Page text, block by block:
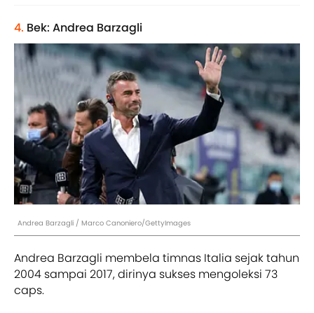
4. Bek: Andrea Barzagli
Andrea Barzagli / Marco Canoniero/GettyImages
Andrea Barzagli membela timnas Italia sejak tahun
2004 sampai 2017, dirinya sukses mengoleksi 73
caps.